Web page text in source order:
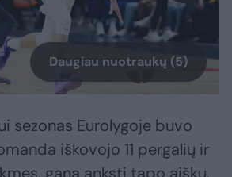
Daugiau nuotraukų (5)
sezonas Eurolygoje buvo
iškovojo 11 pergalių ir